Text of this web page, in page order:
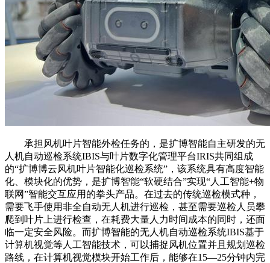
承担风机叶片智能外检任务的，是扩博智能自主研发的无
人机自动巡检系统IBIS与叶片数字化管理平台IRIS共同组成
的“扩博博云风机叶片智能化巡检系统”，该系统具有高度智能
化、模块化的优势，是扩博智能“软硬结合”实现“人工智能+物
联网”智能交互应用的拳头产品。在过去的传统巡检模式种，
需要飞手使用非全自动无人机进行巡检，甚至需要巡检人员攀
爬到叶片上进行检查，在耗费大量人力时间成本的同时，还面
临一定安全风险。而扩博智能的无人机自动巡检系统IBIS基于
计算机视觉等人工智能技术，可以捕捉风机位置并且规划巡检
路线，在计算机视觉模块开始工作后，能够在15—25分钟内完